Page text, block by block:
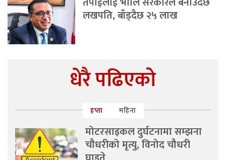
लखपति, बाँड्दैछ २५ लाख
धेरै पढिएको
हप्ता महिना
मोटरसाइकल दुर्घटनामा सम्झना
चौधरीको मृत्यु, विनोद चौधरी